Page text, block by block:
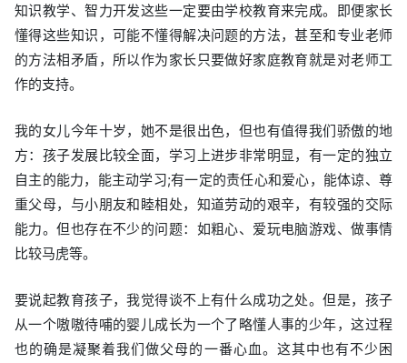
知识教学、智力开发这些一定要由学校教育来完成。即便家长
懂得这些知识，可能不懂得解决问题的方法，甚至和专业老师
的方法相矛盾，所以作为家长只要做好家庭教育就是对老师工
作的支持。
我的女儿今年十岁，她不是很出色，但也有值得我们骄傲的地
方：孩子发展比较全面，学习上进步非常明显，有一定的独立
自主的能力，能主动学习;有一定的责任心和爱心，能体谅、尊
重父母，与小朋友和睦相处，知道劳动的艰辛，有较强的交际
能力。但也存在不少的问题：如粗心、爱玩电脑游戏、做事情
比较马虎等。
要说起教育孩子，我觉得谈不上有什么成功之处。但是，孩子
从一个嗷嗷待哺的婴儿成长为一个了略懂人事的少年，这过程
也的确是凝聚着我们做父母的一番心血。这其中也有不少困